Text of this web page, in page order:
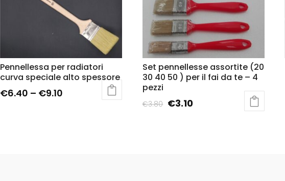
Pennellessa per radiatori
curva speciale alto spessore
€6.40 – €9.10
Set pennellesse assortite (20
30 40 50 ) per il fai da te – 4
pezzi
€3.80 €3.10